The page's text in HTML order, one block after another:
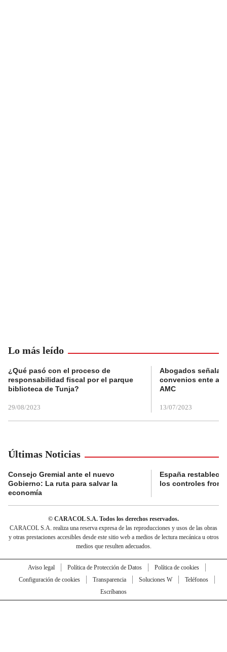
Lo más leído
¿Qué pasó con el proceso de
responsabilidad fiscal por el parque
biblioteca de Tunja?
29/08/2023
Abogados
convenios ente
AMC
13/07/2023
Últimas Noticias
Consejo Gremial ante el nuevo
Gobierno: La ruta para salvar la
economía
España restablece
los controles
© CARACOL S.A. Todos los derechos reservados.
CARACOL S.A. realiza una reserva expresa de las reproducciones y usos de las obras
y otras prestaciones accesibles desde este sitio web a medios de lectura mecánica u otros
medios que resulten adecuados.
Aviso legal Política de Protección de Datos
Política de cookies
Configuración de cookies
Transparencia Soluciones W
Teléfonos
Escríbanos